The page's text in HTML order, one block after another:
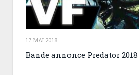
17 MAI 2018
Bande annonce Predator 2018